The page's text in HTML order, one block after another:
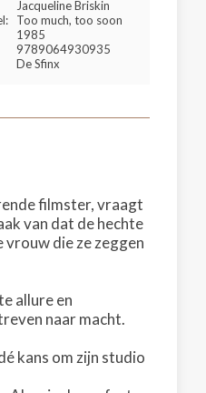
Jacqueline Briskin
Too much, too soon
1985
9789064930935
De Sfinx
filmster, vraagt
van dat de hechte
die ze zeggen
allure en
naar macht.
kans om zijn studio